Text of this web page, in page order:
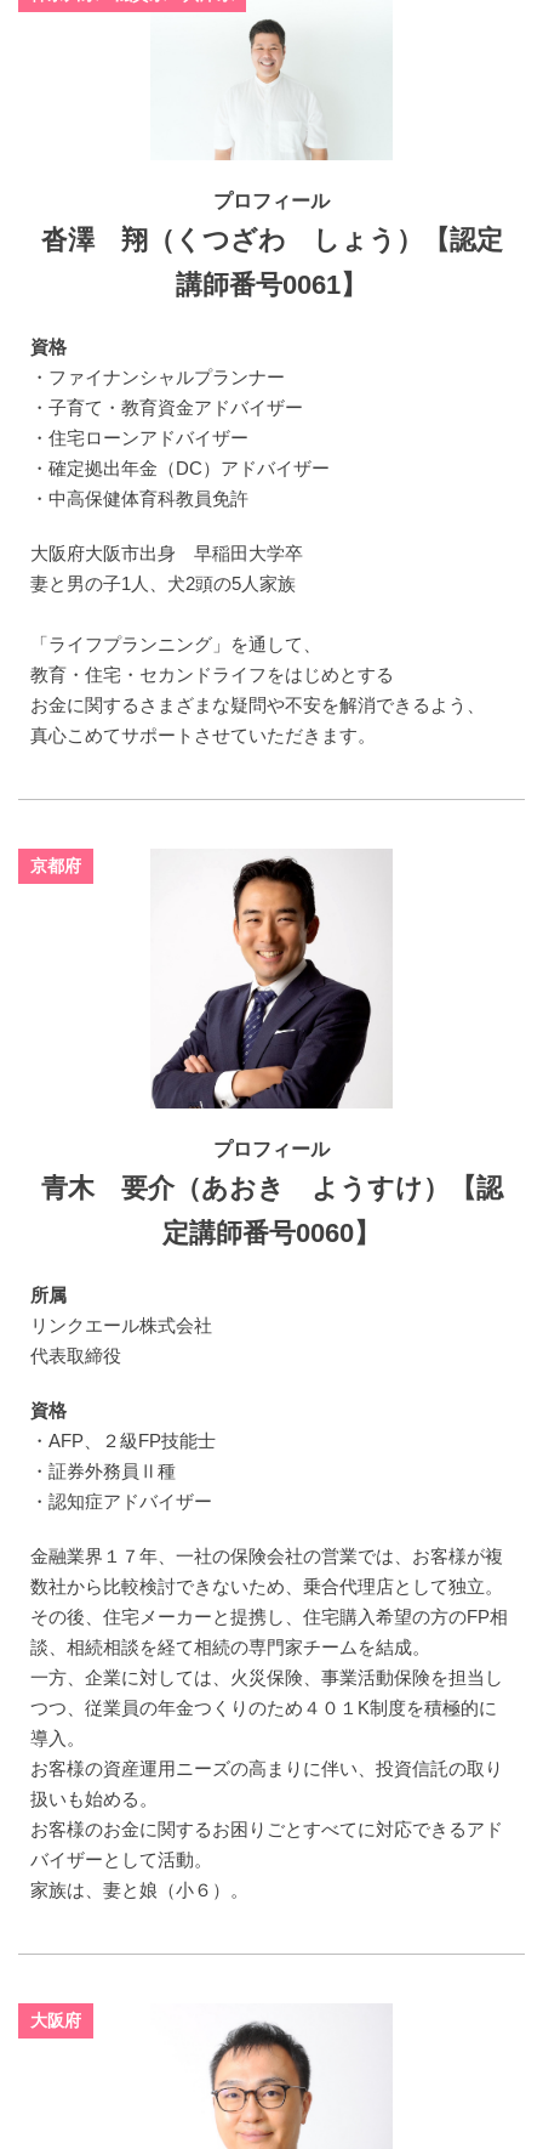
プロフィール
沓澤 翔（くつざわ しょう）【認定
講師番号0061】
資格
・ファイナンシャルプランナー
・子育て・教育資金アドバイザー
・住宅ローンアドバイザー
・確定拠出年金（DC）アドバイザー
・中高保健体育科教員免許
大阪府大阪市出身 早稲田大学卒
妻と男の子1人、犬2頭の5人家族
「ライフプランニング」を通して、
教育・住宅・セカンドライフをはじめとする
お金に関するさまざまな疑問や不安を解消できるよう、
真心こめてサポートさせていただきます。
京都府
プロフィール
青木 要介（あおき ようすけ）【認
定講師番号0060】
所属
リンクエール株式会社
代表取締役
資格
・AFP、２級FP技能士
・証券外務員Ⅱ種
・認知症アドバイザー
金融業界１７年、一社の保険会社の営業では、お客様が複
数社から比較検討できないため、乗合代理店として独立。
その後、住宅メーカーと提携し、住宅購入希望の方のFP相
談、相続相談を経て相続の専門家チームを結成。
一方、企業に対しては、火災保険、事業活動保険を担当し
つつ、従業員の年金つくりのため４０１K制度を積極的に
導入。
お客様の資産運用ニーズの高まりに伴い、投資信託の取り
扱いも始める。
お客様のお金に関するお困りごとすべてに対応できるアド
バイザーとして活動。
家族は、妻と娘（小６）。
大阪府